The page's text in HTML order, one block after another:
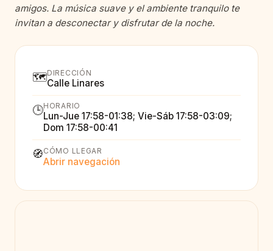
amigos. La música suave y el ambiente tranquilo te
invitan a desconectar y disfrutar de la noche.
🗺️DIRECCIÓN
Calle Linares
🕒HORARIO
Lun-Jue 17:58-01:38; Vie-Sáb 17:58-03:09;
Dom 17:58-00:41
🧭CÓMO LLEGAR
Abrir navegación